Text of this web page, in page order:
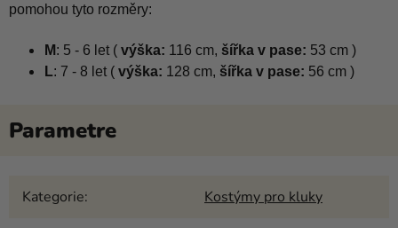
pomohou tyto rozměry:
M : 5 - 6 let ( výška: 116 cm, šířka v pase: 53 cm )
L: 7 - 8 let ( výška: 128 cm, šířka v pase: 56 cm )
Kategorie: Kostýmy pro kluky